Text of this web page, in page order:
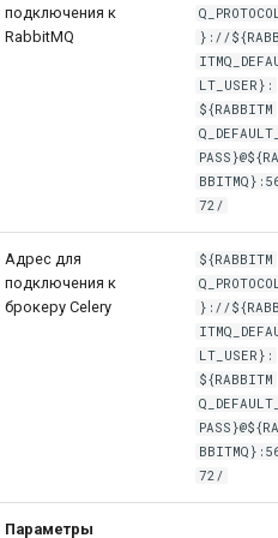
подключения к
RabbitMQ
}://
LT_USER}:
${RABBITM
72/
Адрес для
подключения к
брокеру Celery
${RABBITM
}://
LT_USER}:
${RABBITM
72/
Параметры